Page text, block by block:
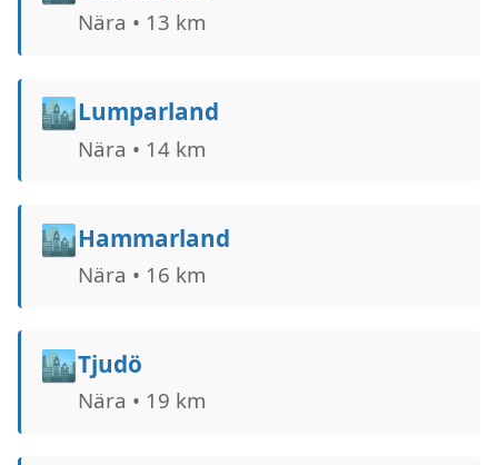
Nära • 13 km
🏙️Lumparland
Nära • 14 km
🏙️Hammarland
Nära • 16 km
🏙️Tjudö
Nära • 19 km